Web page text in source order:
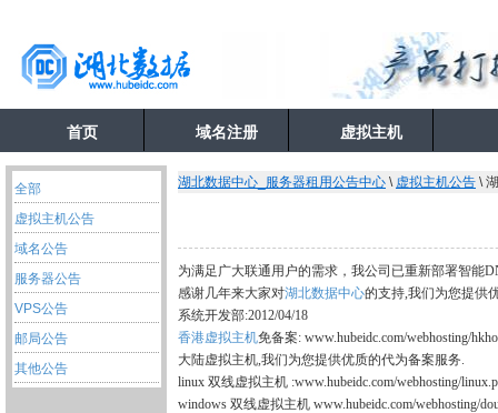
首页 域名注册 虚拟主机
全部
虚拟主机公告
域名公告
服务器公告
VPS公告
邮局公告
其他公告
湖北数据中心_服务器租用公告中心 \ 虚拟主机公告 \
为满足广大联通用户的需求，我公司已重新部署智能
感谢几年来大家对湖北数据中心的支持,我们为您提供
系统开发部:2012/04/18
香港虚拟主机免备案: www.hubeidc.com/webhosting/
大陆虚拟主机,我们为您提供优质的代为备案服务.
linux 双线虚拟主机 :www.hubeidc.com/webhosting/
windows 双线虚拟主机 www.hubeidc.com/webhosting/